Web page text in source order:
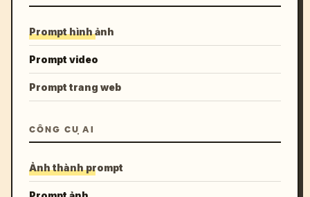
Prompt hình ảnh
Prompt video
Prompt trang web
CÔNG CỤ AI
Ảnh thành prompt